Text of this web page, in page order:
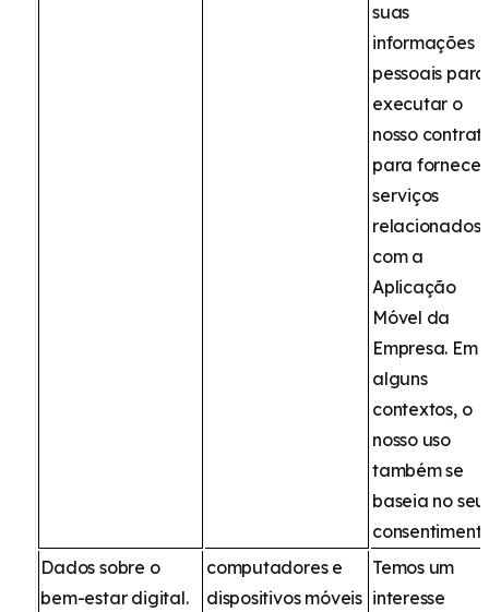
suas
informações
pessoais para
executar o
nosso
para fornecer
serviços
relacionados
com a
Aplicação
Móvel da
Empresa. Em
alguns
contextos, o
nosso uso
também se
baseia no seu
Dados sobre o
bem-estar digital.
computadores e
dispositivos móveis
Temos um
interesse